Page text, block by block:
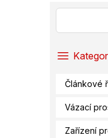
Přeskočit
Článkové
Vázací
Zařízení